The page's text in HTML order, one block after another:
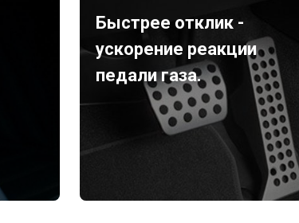
Быстрее отклик -
ускорение реакции
педали газа.